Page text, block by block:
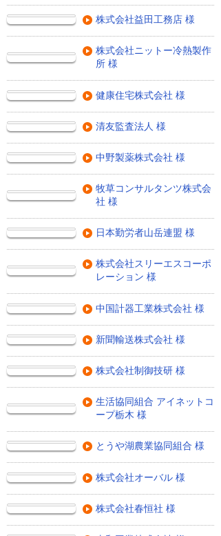
株式会社益田工務店 様
株式会社ニットー冷熱製作
所 様
健康住宅株式会社 様
清友監査法人 様
中野製薬株式会社 様
牧草コンサルタンツ株式会
社 様
日本勤労者山岳連盟 様
株式会社スリーエスコーポ
レーション 様
中国計器工業株式会社 様
新聞輸送株式会社 様
株式会社制御技研 様
生活協同組合 アイネットコ
ープ栃木 様
とうや湖農業協同組合 様
株式会社オーバル 様
株式会社春恒社 様